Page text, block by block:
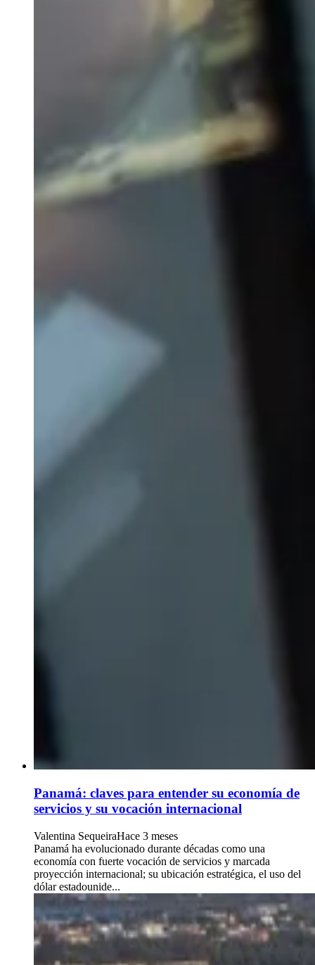
Panamá: claves para entender su economía de
servicios y su vocación internacional
Valentina SequeiraHace 3 meses
Panamá ha evolucionado durante décadas como una
economía con fuerte vocación de servicios y marcada
proyección internacional; su ubicación estratégica, el uso del
dólar estadounide...